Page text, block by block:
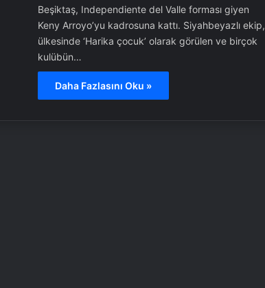
Beşiktaş, Independiente del Valle forması giyen
Keny Arroyo’yu kadrosuna kattı. Siyahbeyazlı ekip,
ülkesinde ‘Harika çocuk’ olarak görülen ve birçok
kulübün…
Daha Fazlasını Oku »